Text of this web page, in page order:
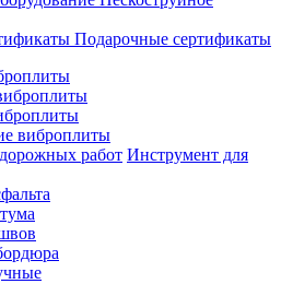
Подарочные сертификаты
виброплиты
Инструмент для